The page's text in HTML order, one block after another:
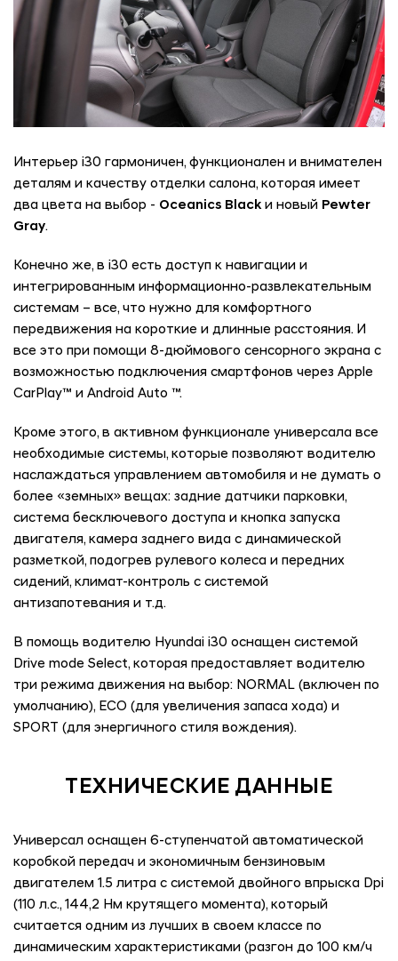
Интерьер i30 гармоничен, функционален и внимателен
деталям и качеству отделки салона, которая имеет
два цвета на выбор - Oceanics Blackи новый Pewter
Gray.
Конечно же, в i30 есть доступ к навигации и
интегрированным информационно-развлекательным
системам – все, что нужно для комфортного
передвижения на короткие и длинные расстояния. И
все это при помощи 8-дюймового сенсорного экрана с
возможностью подключения смартфонов через Apple
CarPlay™ и Android Auto ™.
Кроме этого, в активном функционале универсала все
необходимые системы, которые позволяют водителю
наслаждаться управлением автомобиля и не думать о
более «земных» вещах: задние датчики парковки,
система бесключевого доступа и кнопка запуска
двигателя, камера заднего вида с динамической
разметкой, подогрев рулевого колеса и передних
сидений, климат-контроль с системой
антизапотевания и т.д.
В помощь водителю Hyundai i30 оснащен системой
Drive mode Select, которая предоставляет водителю
три режима движения на выбор: NORMAL (включен по
умолчанию), ECO (для увеличения запаса хода) и
SPORT (для энергичного стиля вождения).
ТЕХНИЧЕСКИЕ ДАННЫЕ
Универсал оснащен 6-ступенчатой автоматической
коробкой передач и экономичным бензиновым
двигателем 1.5 литра с системой двойного впрыска Dpi
(110 л.с., 144,2 Нм крутящего момента), который
считается одним из лучших в своем классе по
динамическим характеристиками (разгон до 100 км/ч